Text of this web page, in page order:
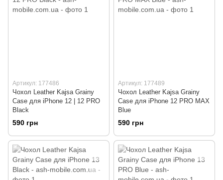
Артикул: 177486
Чохол Leather Kajsa Grainy
Сase для iPhone 12 | 12 PRO
Black
590 грн
Артикул: 177489
Чохол Leather Kajsa Grainy
Сase для iPhone 12 PRO MAX
Blue
590 грн